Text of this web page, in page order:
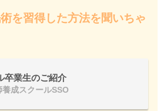
を習得した方法を聞いちゃ
卒業生のご紹介
養成スクールSSO